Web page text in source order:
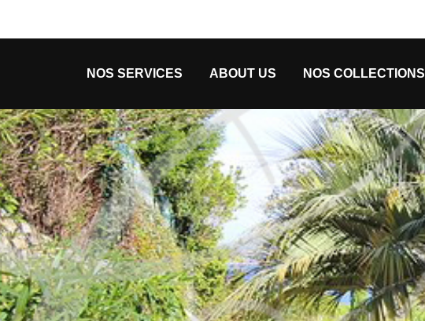
NOS SERVICES ABOUT US NOS COLLECTIONS